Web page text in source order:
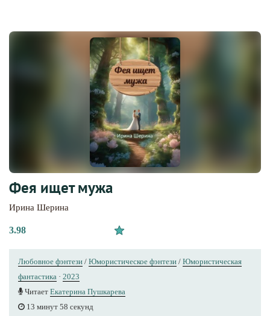
Фея ищет мужа
Ирина Шерина
3.98
Любовное фэнтези / Юмористическое фэнтези / Юмористическая
фантастика · 2023
Читает Екатерина Пушкарева
13 минут 58 секунд